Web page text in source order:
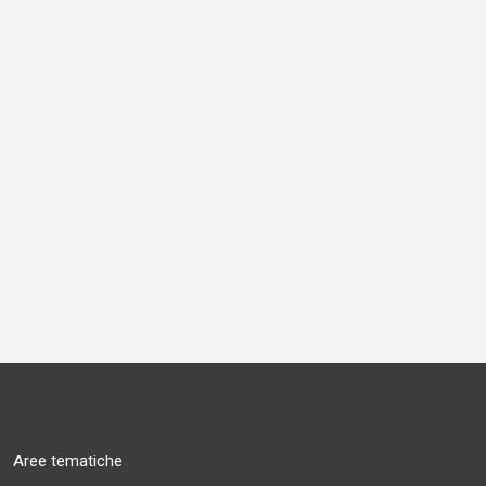
Aree tematiche